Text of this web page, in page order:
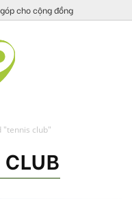
cho cộng đồng
"tennis club"